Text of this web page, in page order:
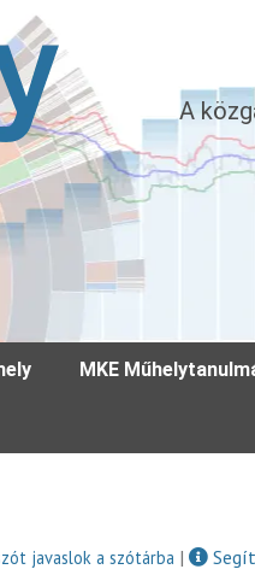
A
MKE
javaslok a szótárba |